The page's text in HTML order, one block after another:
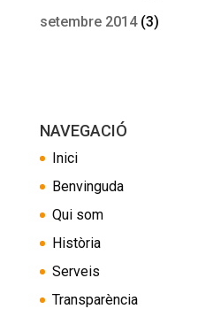
setembre 2014(3)
NAVEGACIÓ
Inici
Benvinguda
Qui som
Història
Serveis
Transparència